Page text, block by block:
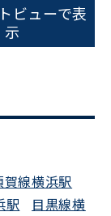
ビューで表
示
賀線横浜駅
駅
目黒線横